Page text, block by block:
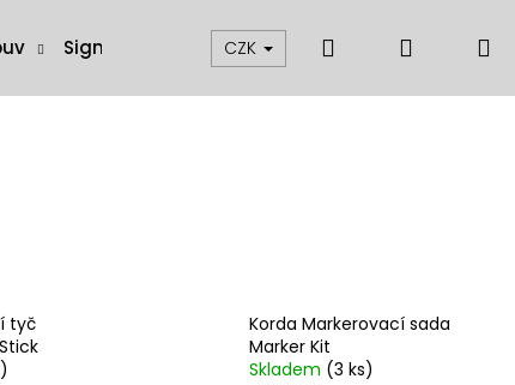
Signalizátory, swingery a čihátka Muškaření
CZK Hledat
tyč
Korda Markerovací sada
Marker Kit
Skladem (3 ks)